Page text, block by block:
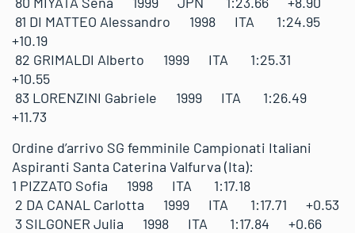
81 DI MATTEO Alessandro 1998 ITA 1:24.95
+10.19
82 GRIMALDI Alberto 1999 ITA 1:25.31
+10.55
83 LORENZINI Gabriele 1999 ITA 1:26.49
+11.73
Ordine d’arrivo SG femminile Campionati Italiani
Aspiranti Santa Caterina Valfurva (Ita):
1 PIZZATO Sofia 1998 ITA 1:17.18
2 DA CANAL Carlotta 1999 ITA 1:17.71 +0.53
3 SILGONER Julia 1998 ITA 1:17.84 +0.66